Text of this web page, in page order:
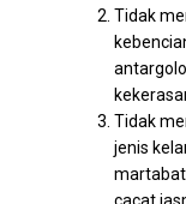
Tidak
Tidak
jenis
martabat